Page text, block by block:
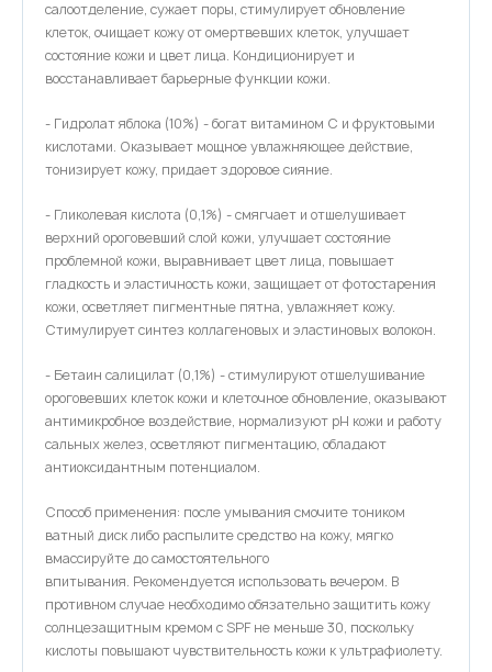
салоотделение, сужает поры, стимулирует обновление
клеток, очищает кожу от омертвевших клеток, улучшает
состояние кожи и цвет лица. Кондиционирует и
восстанавливает барьерные функции кожи.
- Гидролат яблока (10%) - богат витамином C и фруктовыми
кислотами. Оказывает мощное увлажняющее действие,
тонизирует кожу, придает здоровое сияние.
- Гликолевая кислота (0,1%) - смягчает и отшелушивает
верхний ороговевший слой кожи, улучшает состояние
проблемной кожи, выравнивает цвет лица, повышает
гладкость и эластичность кожи, защищает от фотостарения
кожи, осветляет пигментные пятна, увлажняет кожу.
Стимулирует синтез коллагеновых и эластиновых волокон.
- Бетаин салицилат (0,1%) - стимулируют отшелушивание
ороговевших клеток кожи и клеточное обновление, оказывают
антимикробное воздействие, нормализуют pH кожи и работу
сальных желез, осветляют пигментацию, обладают
антиоксидантным потенциалом.
Способ применения: после умывания смочите тоником
ватный диск либо распылите средство на кожу, мягко
вмассируйте до самостоятельного
впитывания. Рекомендуется использовать вечером. В
противном случае необходимо обязательно защитить кожу
солнцезащитным кремом с SPF не меньше 30, поскольку
кислоты повышают чувствительность кожи к ультрафиолету.